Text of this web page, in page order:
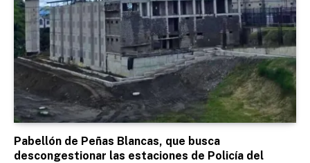
Pabellón de Peñas Blancas, que busca
descongestionar las estaciones de Policía del